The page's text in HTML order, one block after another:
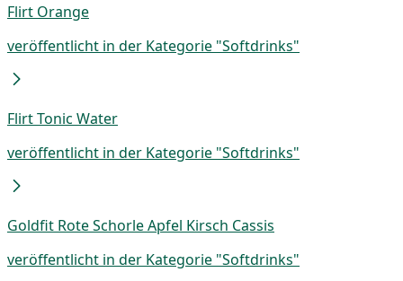
Flirt Orange
veröffentlicht in der Kategorie "Softdrinks"
Flirt Tonic Water
veröffentlicht in der Kategorie "Softdrinks"
Goldfit Rote Schorle Apfel Kirsch Cassis
veröffentlicht in der Kategorie "Softdrinks"